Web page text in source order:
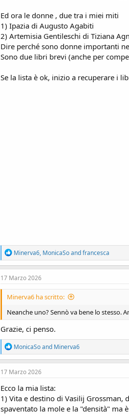
Ed ora le donne , due tra i miei miti
1) Ipazia di Augusto Agabiti
2) Artemisia Gentileschi di Tiziana
Dire perché sono donne importanti
Sono due libri brevi (anche per
Se la lista è ok, inizio a recuperare i
R
e
a
c
o
s
Minerva6, MonicaSoandfrancesca
17 Marzo 2026
Minerva6 ha scritto:
Neanche uno? Sennò va bene lo stesso.
Grazie, ci penso.
R
e
a
c
i
o
n
s
MonicaSoand Minerva6
17 Marzo 2026
Ecco la mia lista:
1) Vita e destino di Vasilij
spaventato la mole e la "densità"